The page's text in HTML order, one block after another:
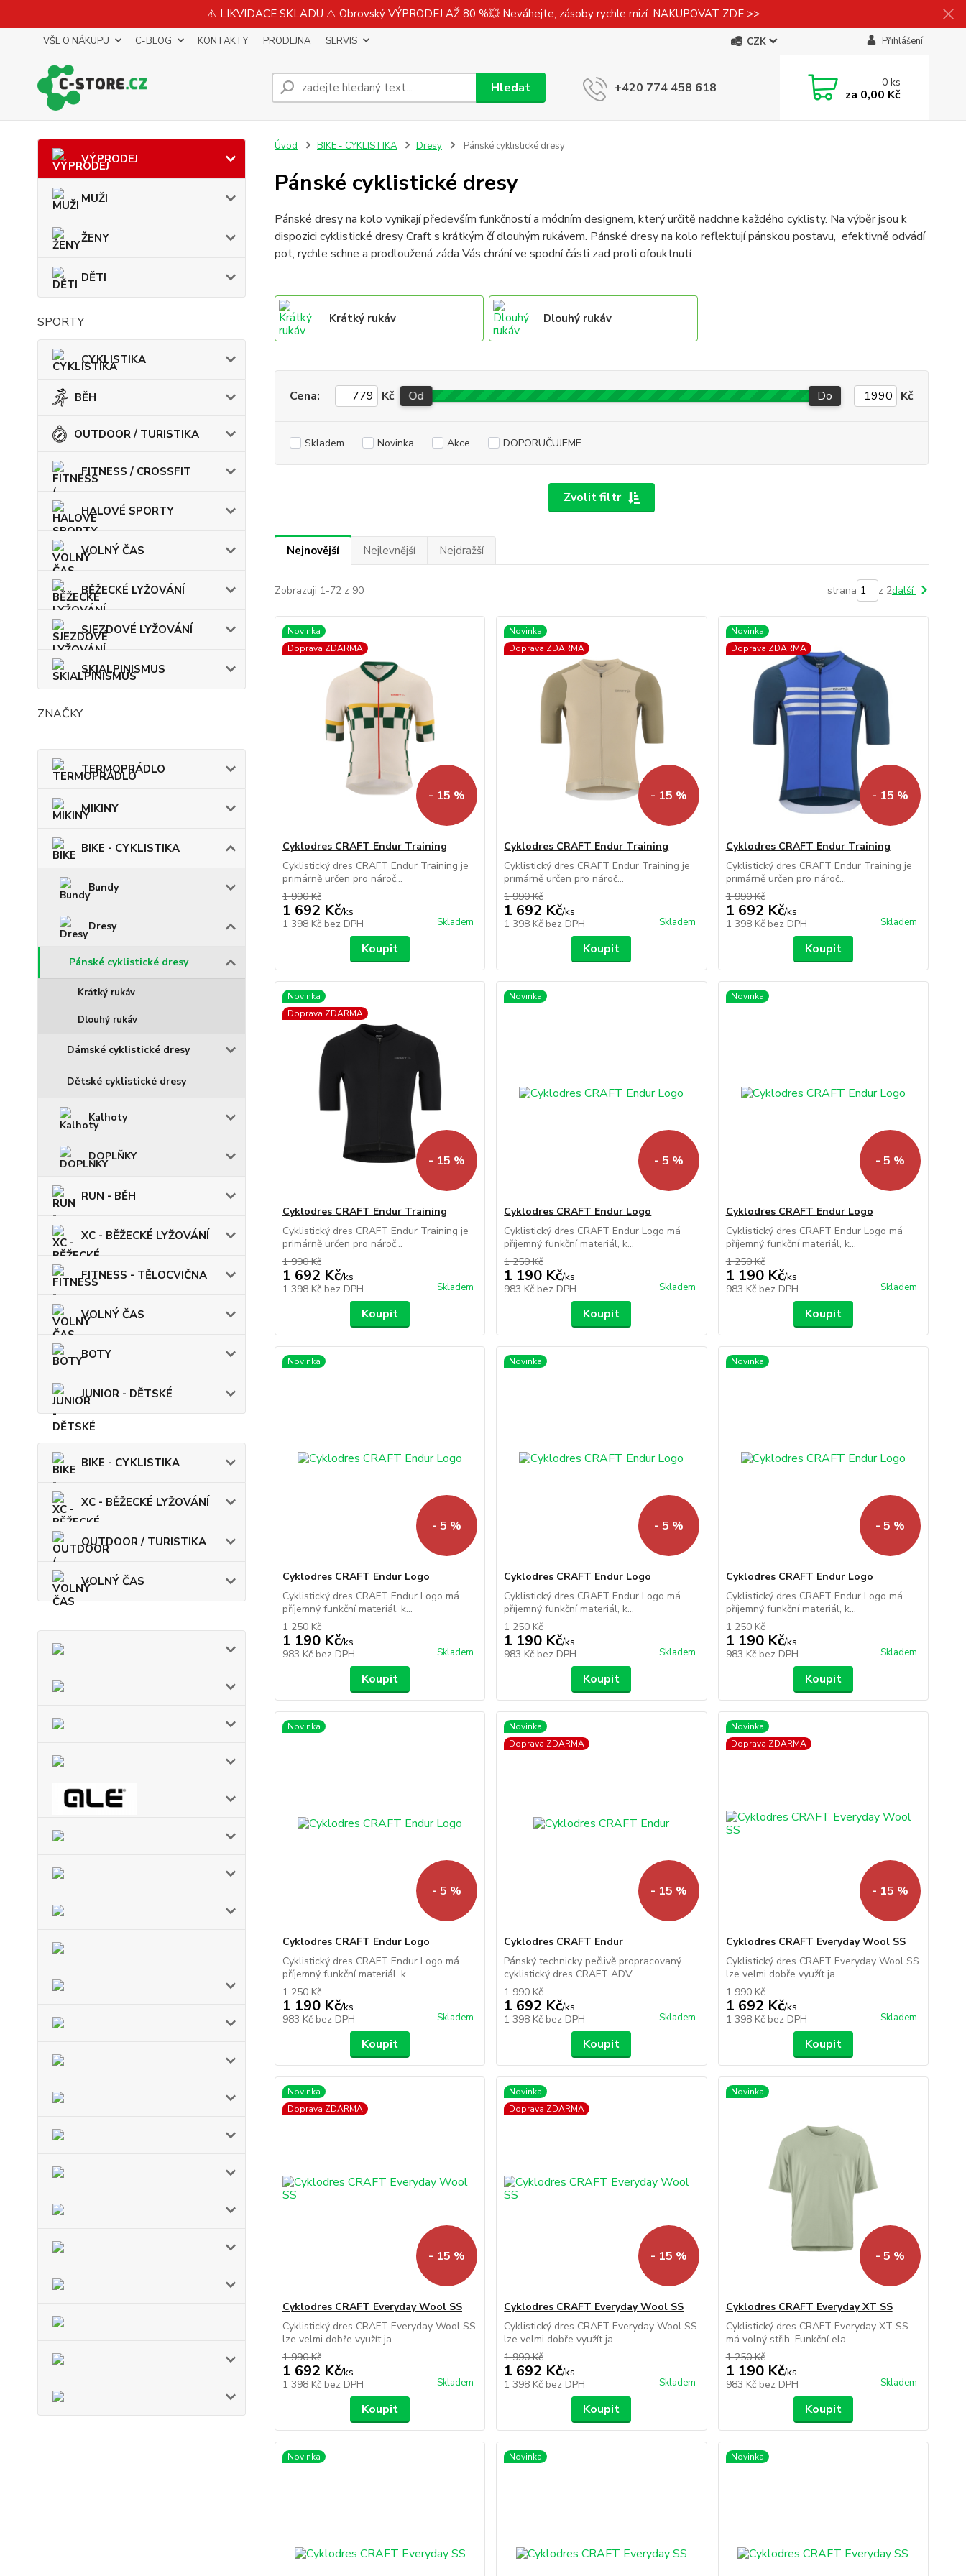
⚠️ LIKVIDACE SKLADU ⚠️ Obrovský VÝPRODEJ AŽ 80 %💥 Neváhejte, zásoby rychle mizí. NAKUPOVAT ZDE >>
VŠE O NÁKUPU C-BLOG KONTAKTY PRODEJNA SERVIS CZK Přihlášení
Hledat +420 774 458 618 0ks
za 0,00 Kč
VÝPRODEJ
MUŽI
ŽENY
DĚTI
SPORTY
CYKLISTIKA
BĚH
OUTDOOR / TURISTIKA
FITNESS / CROSSFIT
HALOVÉ SPORTY
VOLNÝ ČAS
BĚŽECKÉ LYŽOVÁNÍ
SJEZDOVÉ LYŽOVÁNÍ
SKIALPINISMUS
ZNAČKY
TERMOPRÁDLO
MIKINY
BIKE - CYKLISTIKA
Bundy
Dresy
Pánské cyklistické dresy
Krátký rukáv
Dlouhý rukáv
Dámské cyklistické dresy
Dětské cyklistické dresy
Kalhoty
DOPLŇKY
RUN - BĚH
XC - BĚŽECKÉ LYŽOVÁNÍ
FITNESS - TĚLOCVIČNA
VOLNÝ ČAS
BOTY
JUNIOR - DĚTSKÉ
BIKE - CYKLISTIKA
XC - BĚŽECKÉ LYŽOVÁNÍ
OUTDOOR / TURISTIKA
VOLNÝ ČAS
Úvod BIKE - CYKLISTIKA Dresy Pánské cyklistické dresy
Pánské cyklistické dresy
Pánské dresy na kolo vynikají především funkčností a módním designem, který určitě nadchne každého cyklisty. Na výběr jsou k
dispozici cyklistické dresy Craft s krátkým čí dlouhým rukávem. Pánské dresy na kolo reflektují pánskou postavu, efektivně odvádí
pot, rychle schne a prodloužená záda Vás chrání ve spodní části zad proti ofouktnutí
Krátký rukáv Dlouhý rukáv
Zvolit filtr
Cena: Kč Od Do Kč
Skladem Novinka Akce DOPORUČUJEME
Nejnovější Nejlevnější Nejdražší
Zobrazuji 1-72 z 90 strana z 2další
Novinka
Doprava ZDARMA
- 15 %
Cyklodres CRAFT Endur Training
Cyklistický dres CRAFT Endur Training je
primárně určen pro nároč...
1 990 Kč
1 692 Kč/ks
1 398 Kč bez DPH Skladem
Koupit
Novinka
Doprava ZDARMA
- 15 %
Cyklodres CRAFT Endur Training
Cyklistický dres CRAFT Endur Training je
primárně určen pro nároč...
1 990 Kč
1 692 Kč/ks
1 398 Kč bez DPH Skladem
Koupit
Novinka
Doprava ZDARMA
- 15 %
Cyklodres CRAFT Endur Training
Cyklistický dres CRAFT Endur Training je
primárně určen pro nároč...
1 990 Kč
1 692 Kč/ks
1 398 Kč bez DPH Skladem
Koupit
Novinka
Doprava ZDARMA
- 15 %
Cyklodres CRAFT Endur Training
Cyklistický dres CRAFT Endur Training je
primárně určen pro nároč...
1 990 Kč
1 692 Kč/ks
1 398 Kč bez DPH Skladem
Koupit
Novinka
- 5 %
Cyklodres CRAFT Endur Logo
Cyklistický dres CRAFT Endur Logo má
příjemný funkční materiál, k...
1 250 Kč
1 190 Kč/ks
983 Kč bez DPH Skladem
Koupit
Novinka
- 5 %
Cyklodres CRAFT Endur Logo
Cyklistický dres CRAFT Endur Logo má
příjemný funkční materiál, k...
1 250 Kč
1 190 Kč/ks
983 Kč bez DPH Skladem
Koupit
Novinka
- 5 %
Cyklodres CRAFT Endur Logo
Cyklistický dres CRAFT Endur Logo má
příjemný funkční materiál, k...
1 250 Kč
1 190 Kč/ks
983 Kč bez DPH Skladem
Koupit
Novinka
- 5 %
Cyklodres CRAFT Endur Logo
Cyklistický dres CRAFT Endur Logo má
příjemný funkční materiál, k...
1 250 Kč
1 190 Kč/ks
983 Kč bez DPH Skladem
Koupit
Novinka
- 5 %
Cyklodres CRAFT Endur Logo
Cyklistický dres CRAFT Endur Logo má
příjemný funkční materiál, k...
1 250 Kč
1 190 Kč/ks
983 Kč bez DPH Skladem
Koupit
Novinka
- 5 %
Cyklodres CRAFT Endur Logo
Cyklistický dres CRAFT Endur Logo má
příjemný funkční materiál, k...
1 250 Kč
1 190 Kč/ks
983 Kč bez DPH Skladem
Koupit
Novinka
Doprava ZDARMA
- 15 %
Cyklodres CRAFT Endur
Pánský technicky pečlivě propracovaný
cyklistický dres CRAFT ADV ...
1 990 Kč
1 692 Kč/ks
1 398 Kč bez DPH Skladem
Koupit
Novinka
Doprava ZDARMA
- 15 %
Cyklodres CRAFT Everyday Wool SS
Cyklistický dres CRAFT Everyday Wool SS
lze velmi dobře využít ja...
1 990 Kč
1 692 Kč/ks
1 398 Kč bez DPH Skladem
Koupit
Novinka
Doprava ZDARMA
- 15 %
Cyklodres CRAFT Everyday Wool SS
Cyklistický dres CRAFT Everyday Wool SS
lze velmi dobře využít ja...
1 990 Kč
1 692 Kč/ks
1 398 Kč bez DPH Skladem
Koupit
Novinka
Doprava ZDARMA
- 15 %
Cyklodres CRAFT Everyday Wool SS
Cyklistický dres CRAFT Everyday Wool SS
lze velmi dobře využít ja...
1 990 Kč
1 692 Kč/ks
1 398 Kč bez DPH Skladem
Koupit
Novinka
- 5 %
Cyklodres CRAFT Everyday XT SS
Cyklistický dres CRAFT Everyday XT SS
má volný střih. Funkční ela...
1 250 Kč
1 190 Kč/ks
983 Kč bez DPH Skladem
Koupit
Novinka Novinka Novinka